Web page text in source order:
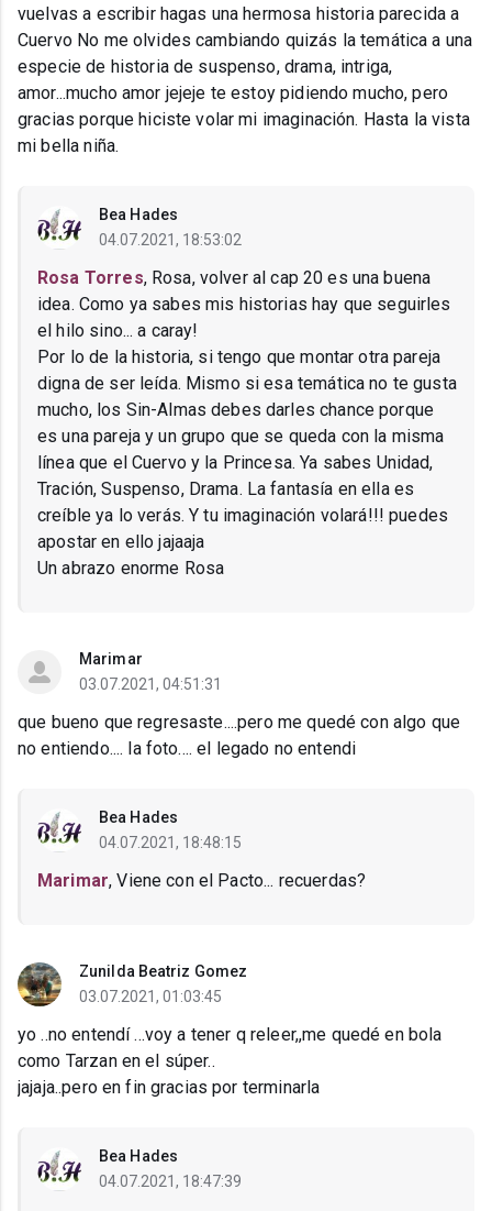
vuelvas a escribir hagas una hermosa historia parecida a
Cuervo No me olvides cambiando quizás la temática a una
especie de historia de suspenso, drama, intriga,
amor...mucho amor jejeje te estoy pidiendo mucho, pero
gracias porque hiciste volar mi imaginación. Hasta la vista
mi bella niña.
Bea Hades
04.07.2021, 18:53:02
Rosa Torres, Rosa, volver al cap 20 es una buena
idea. Como ya sabes mis historias hay que seguirles
el hilo sino... a caray!
Por lo de la historia, si tengo que montar otra pareja
digna de ser leída. Mismo si esa temática no te gusta
mucho, los Sin-Almas debes darles chance porque
es una pareja y un grupo que se queda con la misma
línea que el Cuervo y la Princesa. Ya sabes Unidad,
Tración, Suspenso, Drama. La fantasía en ella es
creíble ya lo verás. Y tu imaginación volará!!! puedes
apostar en ello jajaaja
Un abrazo enorme Rosa
Marimar
03.07.2021, 04:51:31
que bueno que regresaste....pero me quedé con algo que
no entiendo.... la foto.... el legado no entendi
Bea Hades
04.07.2021, 18:48:15
Marimar, Viene con el Pacto... recuerdas?
Zunilda Beatriz Gomez
03.07.2021, 01:03:45
yo ..no entendí ...voy a tener q releer,,me quedé en bola
como Tarzan en el súper..
jajaja..pero en fin gracias por terminarla
Bea Hades
04.07.2021, 18:47:39